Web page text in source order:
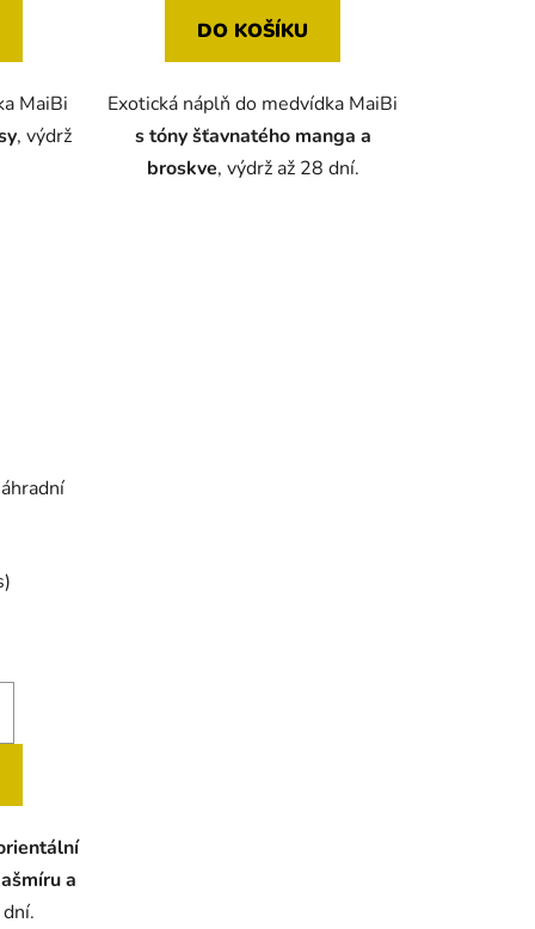
MaiBi
, výdrž
DO KOŠÍKU
Exotická náplň do medvídka MaiBi
s tónyšťavnatého manga a
broskve, výdrž až 28 dní.
a